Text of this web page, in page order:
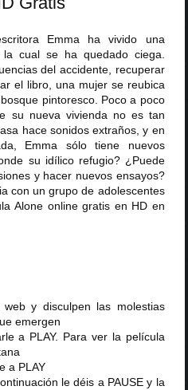
Emma ha vivido una
cual se ha quedado ciega.
del accidente, recuperar
el libro, una mujer se reubica
pintoresco. Poco a poco
su nueva vivienda no es tan
hace sonidos extraños, y en
Emma sólo tiene nuevos
su idílico refugio? ¿Puede
y hacer nuevos ensayos?
con un grupo de adolescentes
Alone online gratis en HD en
y disculpen las molestias
emergen
a PLAY. Para ver la película
a PLAY
le déis a PAUSE y la